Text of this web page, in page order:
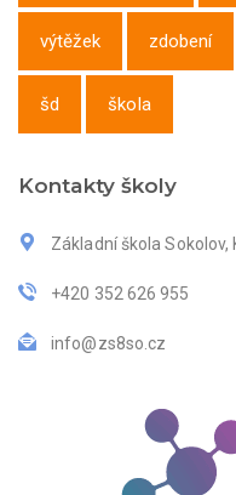
výtěžek zdobení
šd škola
Kontakty školy
Základní škola
+420 352 626 955
info@zs8so.cz